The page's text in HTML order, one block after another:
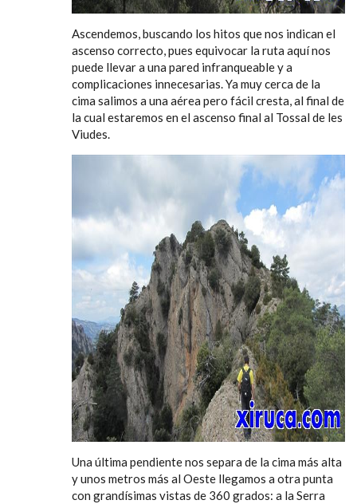
Ascendemos, buscando los hitos que nos indican el
ascenso correcto, pues equivocar la ruta aquí nos
puede llevar a una pared infranqueable y a
complicaciones innecesarias. Ya muy cerca de la
cima salimos a una aérea pero fácil cresta, al final de
la cual estaremos en el ascenso final al Tossal de les
Viudes.
Una última pendiente nos separa de la cima más alta
y unos metros más al Oeste llegamos a otra punta
con grandísimas vistas de 360 grados: a la Serra